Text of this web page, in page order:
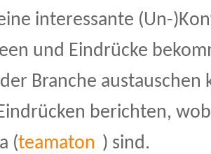
interessante (Un-
und Eindrücke
Branche austauschen
berichten,
(teamaton ) sind.